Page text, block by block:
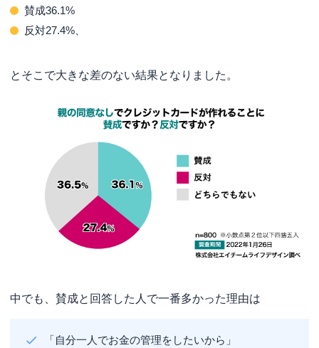
賛成36.1%
反対27.4%、
とそこで大きな差のない結果となりました。
中でも、賛成と回答した人で一番多かった理由は
「自分一人でお金の管理をしたいから」